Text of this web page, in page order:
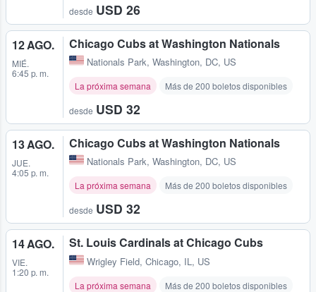
desde USD 26
12 AGO.
MIÉ.
6:45 p. m.
Chicago Cubs at Washington Nationals
Nationals Park, Washington, DC, US
La próxima semana Más de 200 boletos disponibles
desde USD 32
13 AGO.
JUE.
4:05 p. m.
Chicago Cubs at Washington Nationals
Nationals Park, Washington, DC, US
La próxima semana Más de 200 boletos disponibles
desde USD 32
14 AGO.
VIE.
1:20 p. m.
St. Louis Cardinals at Chicago Cubs
Wrigley Field, Chicago, IL, US
La próxima semana Más de 200 boletos disponibles